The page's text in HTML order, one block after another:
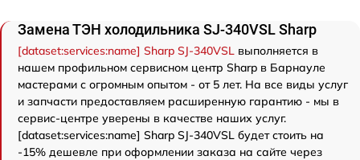
Замена ТЭН холодильника SJ-340VSL Sharp
[dataset:services:name] Sharp SJ-340VSL выполняется в
нашем профильном сервисном центр Sharp в Барнауле
мастерами с огромным опытом - от 5 лет. На все виды услуг
и запчасти предоставляем расширенную гарантию - мы в
сервис-центре уверены в качестве наших услуг.
[dataset:services:name] Sharp SJ-340VSL будет стоить на
-15% дешевле при оформлении заказа на сайте через